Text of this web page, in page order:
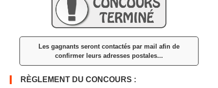
Les gagnants seront contactés par mail afin de
confirmer leurs adresses postales...
RÈGLEMENT DU CONCOURS :